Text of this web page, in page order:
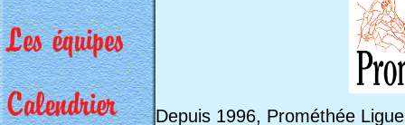
Depuis 1996, Prométhée